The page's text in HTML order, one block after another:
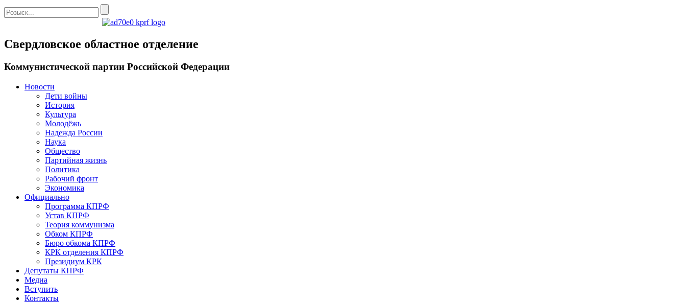
Свердловское областное отделение
Коммунистической партии Российской Федерации
Новости
Дети войны
История
Культура
Молодёжь
Надежда России
Наука
Общество
Партийная жизнь
Политика
Рабочий фронт
Экономика
Официально
Программа КПРФ
Устав КПРФ
Теория коммунизма
Обком КПРФ
Бюро обкома КПРФ
КРК отделения КПРФ
Президиум КРК
Депутаты КПРФ
Медиа
Вступить
Контакты